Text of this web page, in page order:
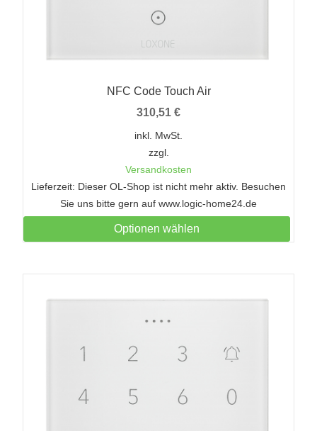
NFC Code Touch Air
310,51 €
inkl. MwSt.
zzgl.
Versandkosten
Lieferzeit: Dieser OL-Shop ist nicht mehr aktiv. Besuchen
Sie uns bitte gern auf www.logic-home24.de
Optionen wählen